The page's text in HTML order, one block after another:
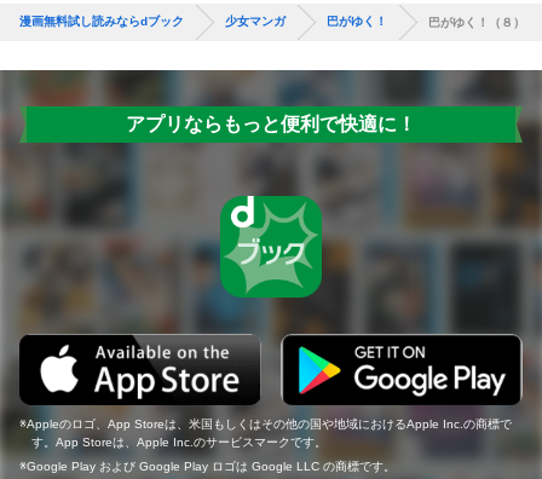
漫画無料試し読みならdブック 少女マンガ 巴がゆく！ 巴がゆく！（８）
アプリならもっと便利で快適に！
Appleのロゴ、App Storeは、米国もしくはその他の国や地域におけるApple Inc.の商標で
す。App Storeは、Apple Inc.のサービスマークです。
Google Play および Google Play ロゴは Google LLC の商標です。